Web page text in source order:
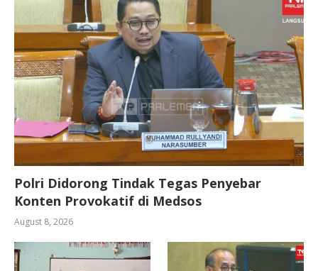
Polri Didorong Tindak Tegas Penyebar
Konten Provokatif di Medsos
August 8, 2026